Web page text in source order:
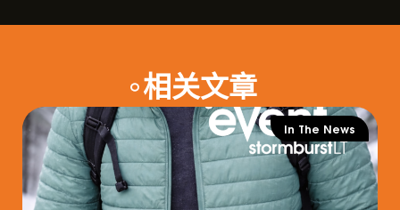
相关文章
In The News